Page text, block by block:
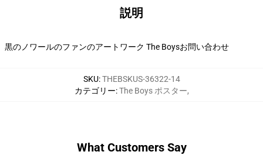
説明
黒のノワールのファンのアートワーク The Boysお問い合わせ
SKU:THEBSKUS-36322-14
カテゴリー:The Boys ポスター,
What Customers Say